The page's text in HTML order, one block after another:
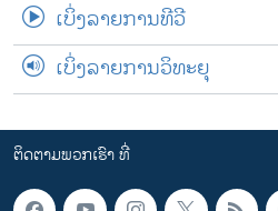
ເບິ່ງລາຍການທີວີ
ເບິ່ງລາຍການວິທະຍຸ
ຕິດຕາມພວກເຮົາ ທີ່